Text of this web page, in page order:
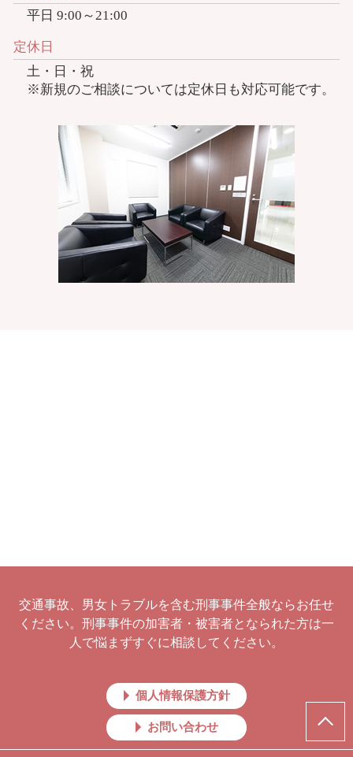
平日 9:00～21:00
定休日
土・日・祝
※新規のご相談については定休日も対応可能です。
交通事故、男女トラブルを含む刑事事件全般ならお任せ
ください。刑事事件の加害者・被害者となられた方は一
人で悩まずすぐに相談してください。
個人情報保護方針
お問い合わせ